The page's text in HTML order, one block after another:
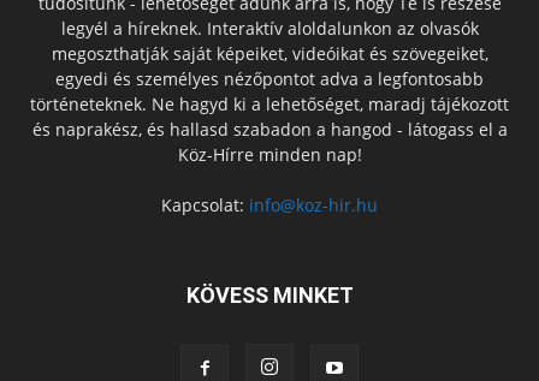
legyél a híreknek. Interaktív aloldalunkon az olvasók
megoszthatják saját képeiket, videóikat és szövegeiket,
egyedi és személyes nézőpontot adva a legfontosabb
történeteknek. Ne hagyd ki a lehetőséget, maradj tájékozott
és naprakész, és hallasd szabadon a hangod - látogass el a
Köz-Hírre minden nap!
Kapcsolat: info@koz-hir.hu
KÖVESS MINKET